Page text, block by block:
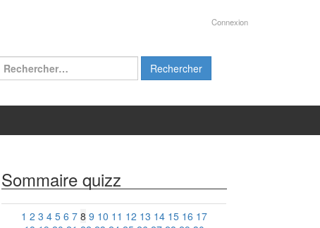
Connexion
Rechercher :
Sommaire quizz
1 2 3 4 5 6 7 8 9 10 11 12 13 14 15 16 17